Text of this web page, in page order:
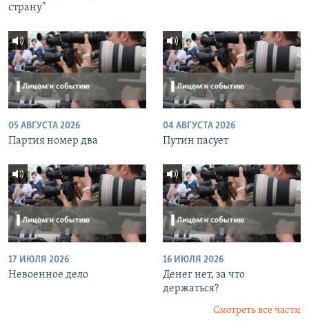
страну"
05 АВГУСТА 2026
Партия номер два
04 АВГУСТА 2026
Путин пасует
17 ИЮЛЯ 2026
Невоенное дело
16 ИЮЛЯ 2026
Денег нет, за что
держаться?
Смотреть все части